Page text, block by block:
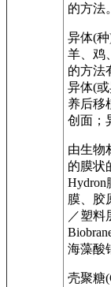
的方法。
异体(
羊、鸡
的方法
异体(
养后移
创面；
由生物
的膜状
Hydron
膜、胶
／塑料
海藻酸
壳聚糖